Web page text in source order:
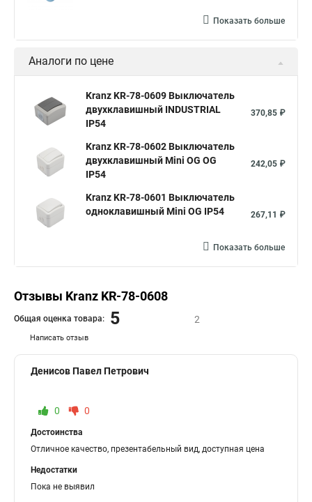
Показать больше
Аналоги по цене
Kranz KR-78-0609 Выключатель
двухклавишный INDUSTRIAL
IP54
370,85 ₽
Kranz KR-78-0602 Выключатель
двухклавишный Mini OG OG
IP54
242,05 ₽
Kranz KR-78-0601 Выключатель
одноклавишный Mini OG IP54
267,11 ₽
Показать больше
Отзывы Kranz KR-78-0608
Написать отзыв
Общая оценка товара: 5 2
Денисов Павел Петрович
0 0
Достоинства
Отличное качество, презентабельный вид, доступная цена
Недостатки
Пока не выявил